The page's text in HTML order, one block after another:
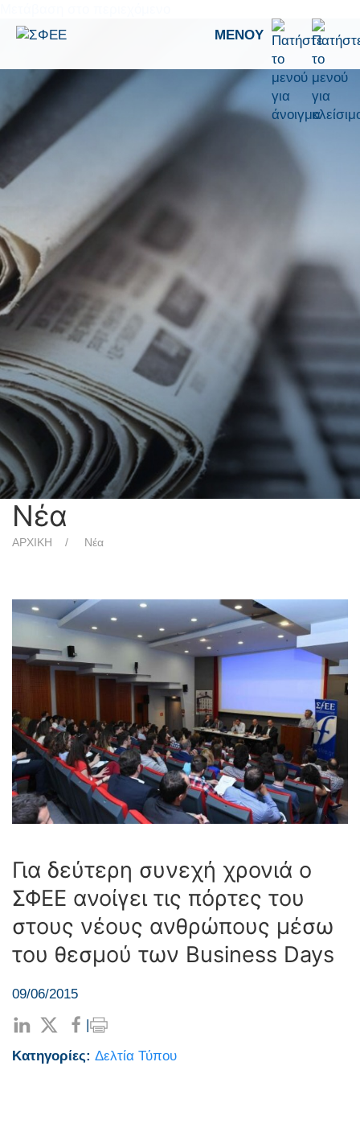
ΜΕΝΟΎ
Νέα
ΑΡΧΙΚΗ Νέα
Για δεύτερη συνεχή χρονιά ο
ΣΦΕΕ ανοίγει τις πόρτες του
στους νέους ανθρώπους μέσω
του θεσμού των Business Days
09/06/2015
Κατηγορίες: Δελτία Τύπου